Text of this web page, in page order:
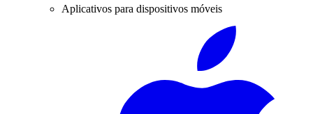
Aplicativos para dispositivos móveis